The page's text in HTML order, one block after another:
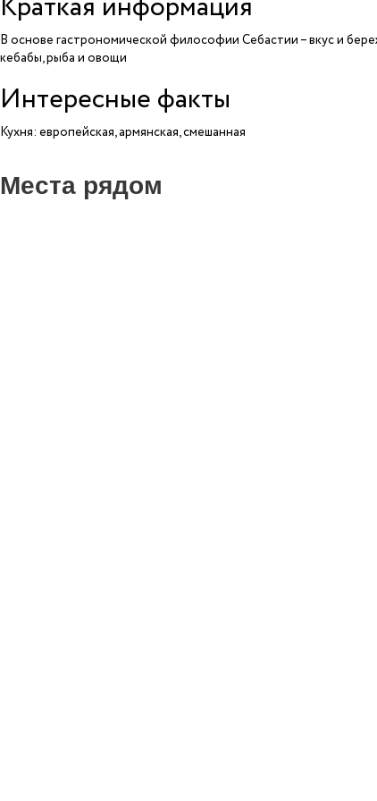
В основе гастрономической философии Себастии – вкус и
кебабы, рыба и овощи
Интересные факты
Кухня: европейская, армянская, смешанная
Места рядом